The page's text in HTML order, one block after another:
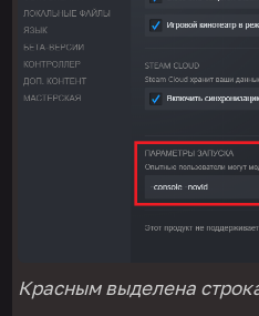
Красным выделена